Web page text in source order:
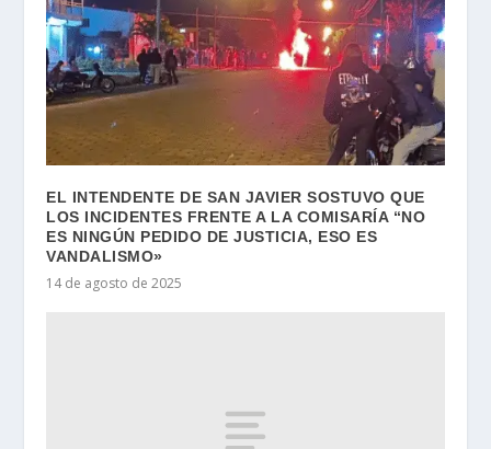
EL INTENDENTE DE SAN JAVIER SOSTUVO QUE
LOS INCIDENTES FRENTE A LA COMISARÍA “NO
ES NINGÚN PEDIDO DE JUSTICIA, ESO ES
VANDALISMO»
14 de agosto de 2025